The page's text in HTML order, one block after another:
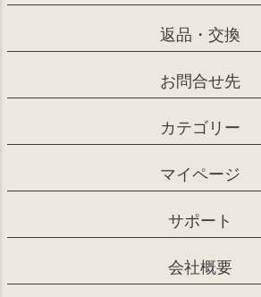
返品・交換
お問合せ先
カテゴリー
マイページ
サポート
会社概要